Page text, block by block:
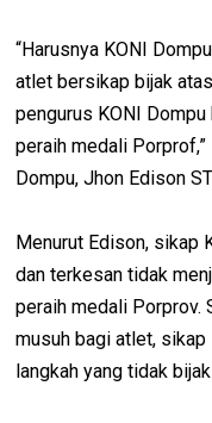
“Harusnya KONI
atlet bersikap bijak
pengurus KONI
peraih medali
Dompu, Jhon Edison
Menurut Edison, sikap
dan terkesan tidak
peraih medali
musuh bagi atlet,
langkah yang tidak